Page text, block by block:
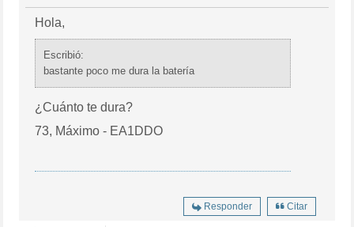
Hola,
Escribió:
bastante poco me dura la batería
¿Cuánto te dura?
73, Máximo - EA1DDO
Responder Citar